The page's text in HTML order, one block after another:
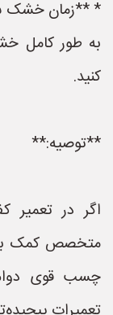
* **زمان خشک
به طور کامل
کنید.
**توصیه:**
اگر در تعمیر
متخصص کمک
چسب قوی